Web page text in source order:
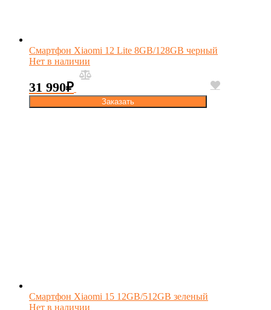
Смартфон Xiaomi 12 Lite 8GB/128GB черный
Нет в наличии
31 990₽
Заказать
Смартфон Xiaomi 15 12GB/512GB зеленый
Нет в наличии